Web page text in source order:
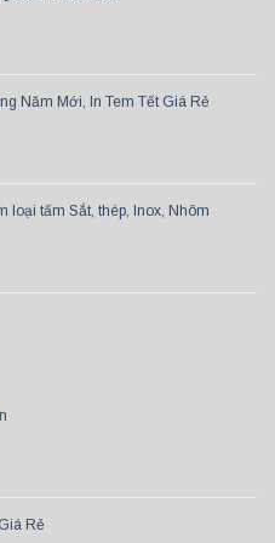
Năm Mới, In Tem Tết Giá Rẻ
loại tấm Sắt, thép, Inox, Nhôm
Rẻ